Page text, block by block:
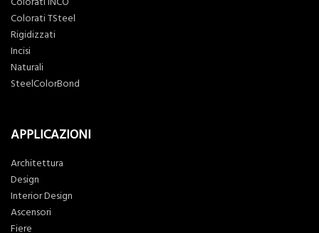
Colorati TSteel
Rigidizzati
Incisi
Naturali
SteelColorBond
APPLICAZIONI
Architettura
Design
Interior Design
Ascensori
Fiere